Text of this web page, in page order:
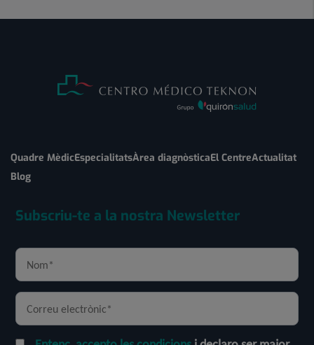
Quadre MèdicEspecialitatsÀrea diagnòsticaEl CentreActualitat
Blog
Subscriu-te a la nostra Newsletter